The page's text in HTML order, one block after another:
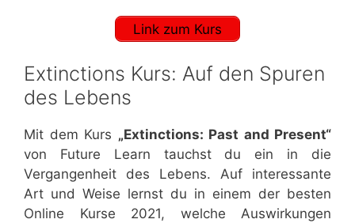
Link zum Kurs
Extinctions Kurs: Auf den Spuren
des Lebens
Mit dem Kurs „Extinctions: Past and Present“
von Future Learn tauchst du ein in die
Vergangenheit des Lebens. Auf interessante
Art und Weise lernst du in einem der besten
Online Kurse 2021, welche Auswirkungen